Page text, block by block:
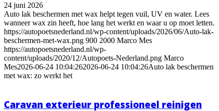
24 juni 2026
Auto lak beschermen met wax helpt tegen vuil, UV en water. Lees
wanneer wax zin heeft, hoe lang het werkt en waar u op moet letten.
https://autopoetsnederland.nl/wp-content/uploads/2026/06/Auto-lak-
beschermen-met-wax.png 900 2000 Marco Mes
https://autopoetsnederland.nl/wp-
content/uploads/2020/12/Autopoets-Nederland.png Marco
Mes2026-06-24 10:04:262026-06-24 10:04:26Auto lak beschermen
met wax: zo werkt het
Caravan exterieur professioneel reinigen